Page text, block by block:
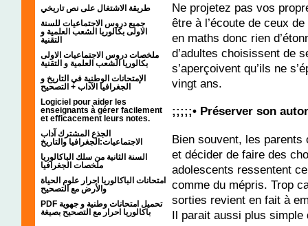
طريقة الاشتغال على نص تاريخي
جميع دروس الاجتماعيات للسنة
الاولى بكالوريا الشعب العلمية و
التقنية
ملخصات دروس الاجتماعيات الاولى
بكالوريا الشعب العلمية و التقنية
الإمتحانات الوطنية في التاريخ و
الجغرافيا الآداب + التصحيح
Logiciel pour aider les
enseignants à gérer facilement
et efficacement leurs notes.
الجذع المشترك آداب
الاجتماعيات:الجغرافيا والتاريخ
السنة الثانية من سلك الباكالوريا
ملخصات الجغرافيا
امتحانات الباكالوريا احرار علوم الحياة
والأرض مع التصحيح
PDF تحميل امتحانات وطنية و جهوية
باكالوريا احرار مع التصحيح بصيغة
Ne projetez pas vos
être à l’écoute de ceux
en maths donc rien
d’adultes choisissent de
s’aperçoivent qu’ils ne
vingt ans.
;;;;;• Préserver son
Bien souvent, les
et décider de faire des
adolescents ressentent
comme du mépris. Trop
sorties revient en fait à
Il parait aussi plus simple